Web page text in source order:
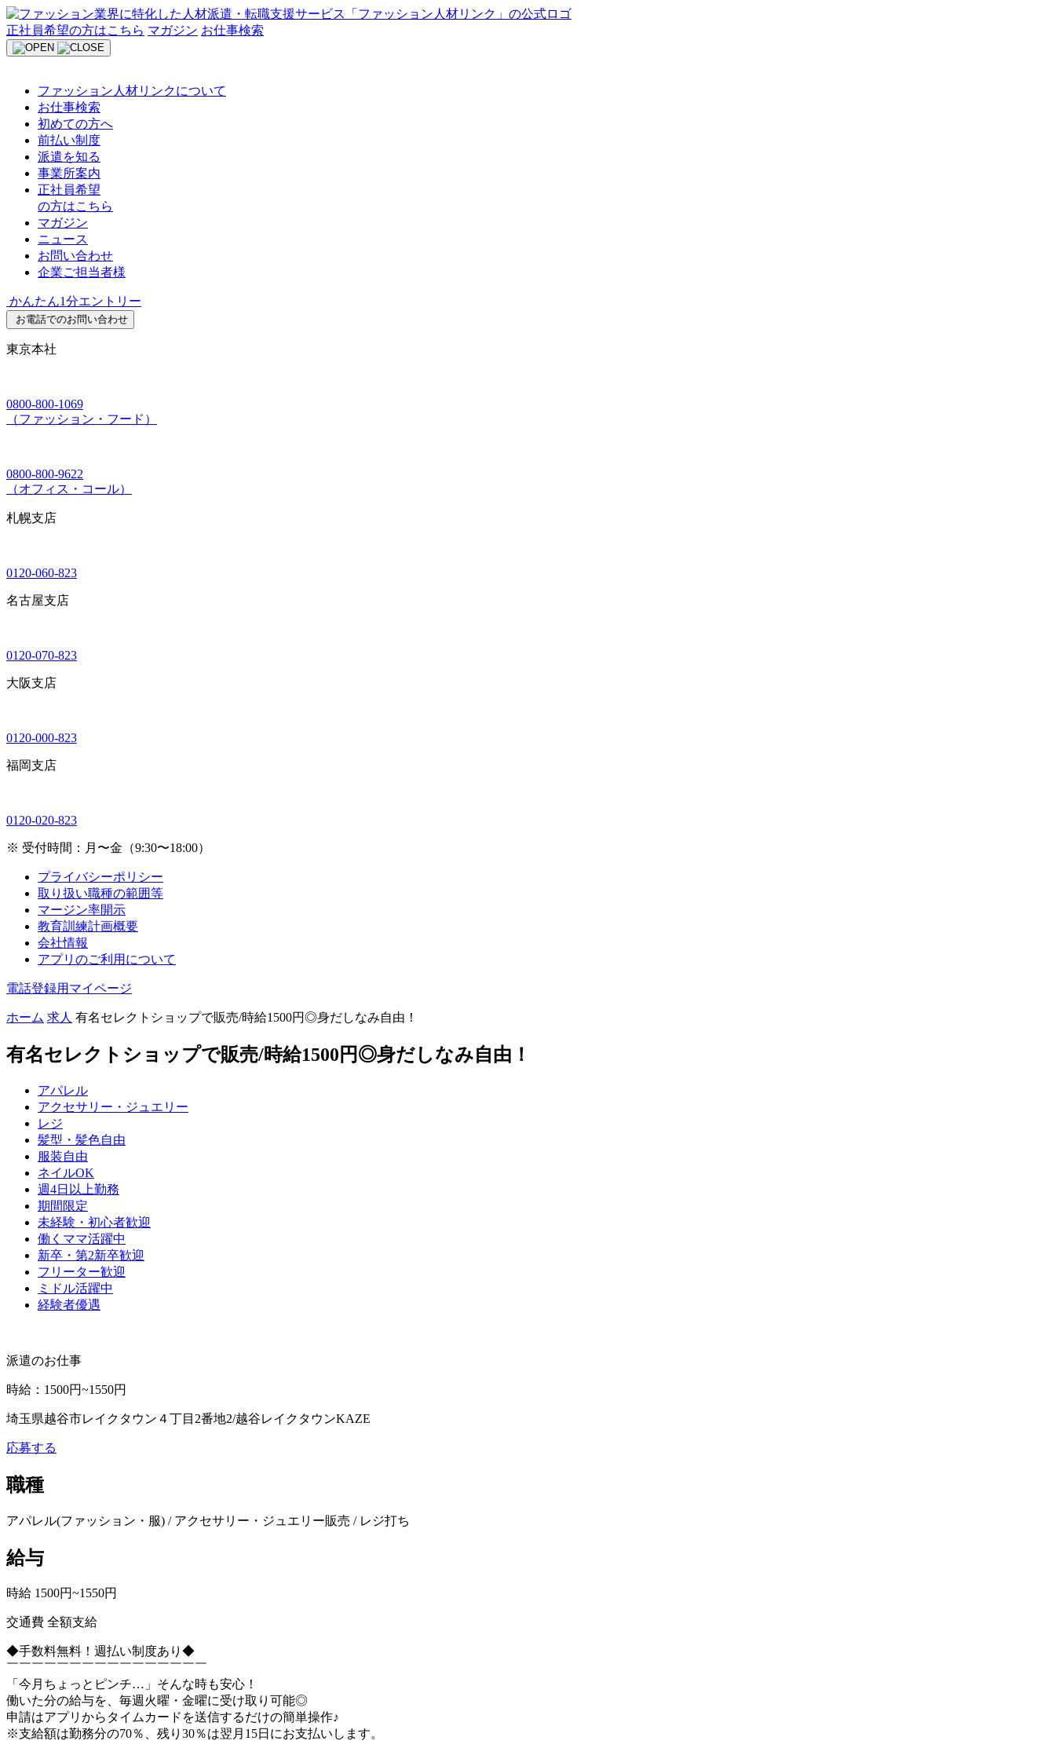
Skip
to
content
正社員希望の方はこちら マガジン お仕事検索
ファッション人材リンクについて
お仕事検索
初めての方へ
前払い制度
派遣を知る
事業所案内
正社員希望
の方はこちら
マガジン
ニュース
お問い合わせ
企業ご担当者様
かんたん1分エントリー
お電話でのお問い合わせ
東京本社
0800-800-1069
（ファッション・フード）
0800-800-9622
（オフィス・コール）
札幌支店
0120-060-823
名古屋支店
0120-070-823
大阪支店
0120-000-823
福岡支店
0120-020-823
※ 受付時間：月〜金（9:30〜18:00）
プライバシーポリシー
取り扱い職種の範囲等
マージン率開示
教育訓練計画概要
会社情報
アプリのご利用について
電話登録用マイページ
ホーム 求人 有名セレクトショップで販売/時給1500円◎身だしなみ自由！
有名セレクトショップで販売/時給1500円◎身だしなみ自由！
アパレル
アクセサリー・ジュエリー
レジ
髪型・髪色自由
服装自由
ネイルOK
週4日以上勤務
期間限定
未経験・初心者歓迎
働くママ活躍中
新卒・第2新卒歓迎
フリーター歓迎
ミドル活躍中
経験者優遇
派遣のお仕事
時給 ： 1500円~1550円
埼玉県越谷市レイクタウン４丁目2番地2/越谷レイクタウンKAZE
応募する
職種
アパレル(ファッション・服) / アクセサリー・ジュエリー販売 / レジ打ち
給与
時給 1500円~1550円
交通費 全額支給
◆手数料無料！週払い制度あり◆
￣￣￣￣￣￣￣￣￣￣￣￣￣￣￣￣
「今月ちょっとピンチ…」そんな時も安心！
働いた分の給与を、毎週火曜・金曜に受け取り可能◎
申請はアプリからタイムカードを送信するだけの簡単操作♪
※支給額は勤務分の70％、残り30％は翌月15日にお支払いします。